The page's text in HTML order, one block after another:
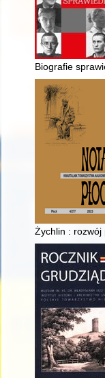
Biografie
Żychlin : rozwój